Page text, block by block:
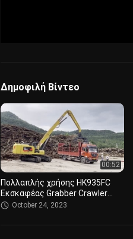
Δημοφιλή Βίντεο
00:52
Πολλαπλής χρήσης HK935FC
Εκσκαφέας Grabber Crawler
Grabber Rubber Block Crawler
October 24, 2023